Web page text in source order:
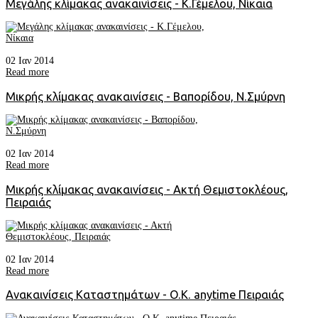
Μεγάλης κλίμακας ανακαινίσεις - Κ.Γέμελου, Νίκαια
02 Ιαν 2014
Read more
Μικρής κλίμακας ανακαινίσεις - Βαπορίδου, Ν.Σμύρνη
02 Ιαν 2014
Read more
Μικρής κλίμακας ανακαινίσεις - Ακτή Θεμιστοκλέους,
Πειραιάς
02 Ιαν 2014
Read more
Ανακαινίσεις Καταστημάτων - O.K. anytime Πειραιάς